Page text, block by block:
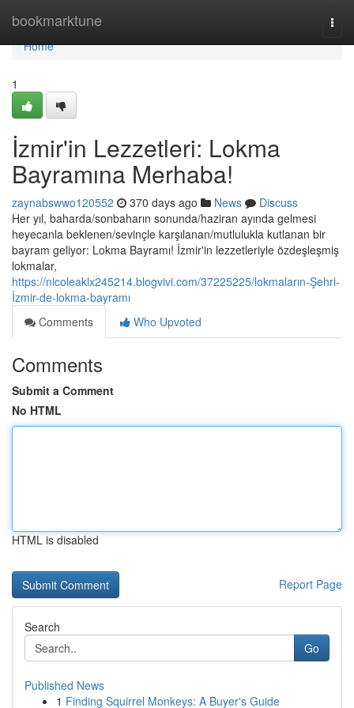
bookmarktune
Home
Home
1
İzmir'in Lezzetleri: Lokma
Bayramına Merhaba!
zaynabswwo120552 370 days ago News
Discuss
Her yıl, baharda/sonbaharın sonunda/haziran ayında gelmesi
heyecanla beklenen/sevinçle karşılanan/mutlulukla kutlanan bir
bayram geliyor: Lokma Bayramı! İzmir'in lezzetleriyle özdeşleşmiş
lokmalar,
https://nicoleaklx245214.blogvivi.com/37225225/lokmaların-Şehri-
İzmir-de-lokma-bayramı
Comments
Who Upvoted
Comments
Submit a Comment
No HTML
HTML is disabled
Report Page
Search
Go
Published News
1 Finding Squirrel Monkeys: A Buyer's Guide